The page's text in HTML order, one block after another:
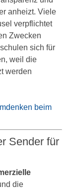
anheizt. Viele
verpflichtet
Zwecken
sich für
weil die
werden
beim
Sender für
die